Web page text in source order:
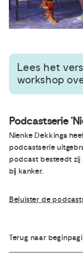
Lees het
workshop
Podcastserie
Nienke Dekkinga
podcastserie
podcast besteedt
bij kanker.
Beluister de
Terug naar